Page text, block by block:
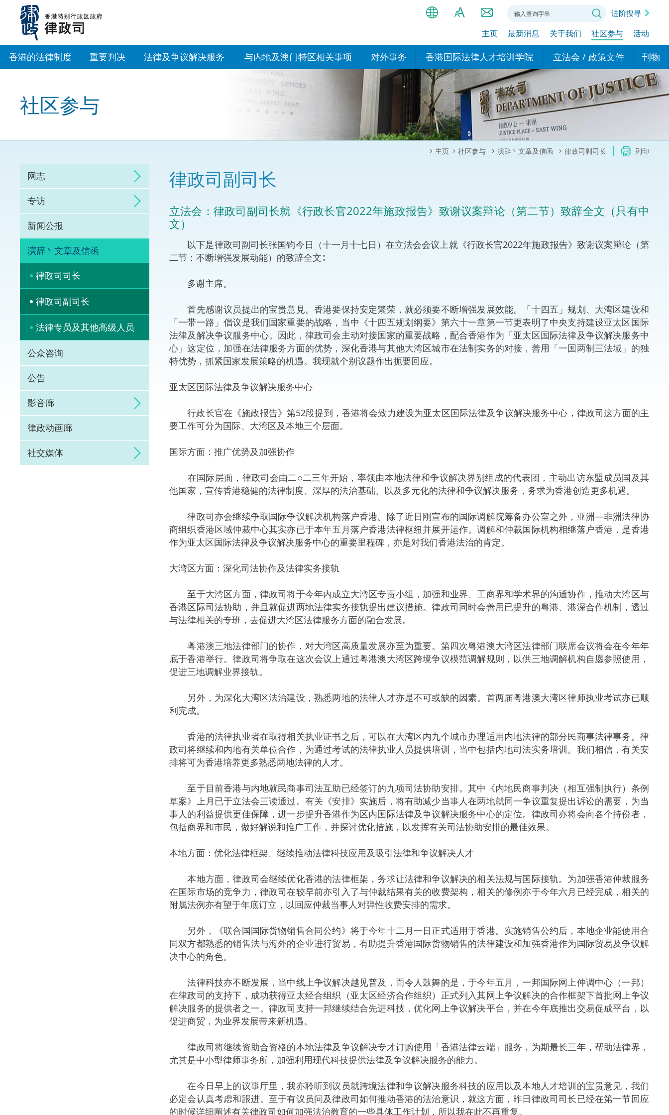
内
简
EN
Bahasa Indonesia (印尼语)
हिन्दी (印度语)
नेपाली (尼泊尔语)
ਪੰਜਾਬੀ (旁遮普语)
اردو (乌尔都语)
Tiếng Việt (越南语)
A
A
进阶搜寻
主页 最新消息 关于我们 社区参与 活动
香港的法律制度 重要判决 法律及争议解决服务
诉讼
网上争议解决及法律科技
体育争议解决先导计划
能力建设
法律枢纽
促成交易和争议解决服务中心
与内地及澳门特区相关事项
与内地有关的安排
香港与内地相互认可和执行民
商事案件判决的安排
关于建立更紧密经贸关系的安
与内地有关的项目及合作安排
与澳门特区的安排
粤港澳大湾区
对外事务
国际政府机构在香港设立办事
处或运作
多边协定
其他协定
香港国际法律人才培训学院
我们的学院
我们的专家委员会
我们的办公室
我们的培训课程和能力建设项
立法会 / 政策文件
现行政策措施
政策文件
特别财务委员会
刊物
基本
民事
国际
法律
相互
一般
社区参与
主页 社区参与 演辞丶文章及信函 律政司副司长 列印
网志
专访
新闻公报
演辞丶文章及信函
律政司司长
律政司副司长
法律专员及其他高级人员
公众咨询
公告
影音廊
律政动画廊
社交媒体
律政司副司长
立法会：律政司副司长就《行政长官2022年施政报告》致谢议案辩论（第二节）致辞全文（只有中
文）
以下是律政司副司长张国钧今日（十一月十七日）在立法会会议上就《行政长官2022年施政报告》致谢议案辩论（第
二节：不断增强发展动能）的致辞全文∶
多谢主席。
首先感谢议员提出的宝贵意見。香港要保持安定繁荣，就必须要不断增强发展效能。「十四五」规划、大湾区建设和
「一带一路」倡议是我们国家重要的战略，当中《十四五规划纲要》第六十一章第一节更表明了中央支持建设亚太区国际
法律及解决争议服务中心。因此，律政司会主动对接国家的重要战略，配合香港作为「亚太区国际法律及争议解决服务中
心」这定位，加强在法律服务方面的优势，深化香港与其他大湾区城市在法制实务的对接，善用「一国两制三法域」的独
特优势，抓紧国家发展策略的机遇。我现就个别议题作出扼要回应。
亚太区国际法律及争议解决服务中心
行政长官在《施政报告》第52段提到，香港将会致力建设为亚太区国际法律及争议解决服务中心，律政司这方面的主
要工作可分为国际、大湾区及本地三个层面。
国际方面：推广优势及加强协作
在国际层面，律政司会由二○二三年开始，率领由本地法律和争议解决界别组成的代表团，主动出访东盟成员国及其
他国家，宣传香港稳健的法律制度、深厚的法治基础、以及多元化的法律和争议解决服务，务求为香港创造更多机遇。
律政司亦会继续争取国际争议解决机构落户香港。除了近日刚宣布的国际调解院筹备办公室之外，亚洲—非洲法律协
商组织香港区域仲裁中心其实亦已于本年五月落户香港法律枢纽并展开运作。调解和仲裁国际机构相继落户香港，是香港
作为亚太区国际法律及争议解决服务中心的重要里程碑，亦是对我们香港法治的肯定。
大湾区方面：深化司法协作及法律实务接轨
至于大湾区方面，律政司将于今年内成立大湾区专责小组，加强和业界、工商界和学术界的沟通协作，推动大湾区与
香港区际司法协助，并且就促进两地法律实务接轨提出建议措施。律政司同时会善用已提升的粤港、港深合作机制，透过
与法律相关的专班，去促进大湾区法律服务方面的融合发展。
粤港澳三地法律部门的协作，对大湾区高质量发展亦至为重要。第四次粤港澳大湾区法律部门联席会议将会在今年年
底于香港举行。律政司将争取在这次会议上通过粤港澳大湾区跨境争议模范调解规则，以供三地调解机构自愿参照使用，
促进三地调解业界接轨。
另外，为深化大湾区法治建设，熟悉两地的法律人才亦是不可或缺的因素。首两届粤港澳大湾区律师执业考试亦已顺
利完成。
香港的法律执业者在取得相关执业证书之后，可以在大湾区内九个城市办理适用内地法律的部分民商事法律事务。律
政司将继续和内地有关单位合作，为通过考试的法律执业人员提供培训，当中包括内地司法实务培训。我们相信，有关安
排将可为香港培养更多熟悉两地法律的人才。
至于目前香港与内地就民商事司法互助已经签订的九项司法协助安排。其中《内地民商事判决（相互强制执行）条例
草案》上月已于立法会三读通过。有关《安排》实施后，将有助减少当事人在两地就同一争议重复提出诉讼的需要，为当
事人的利益提供更佳保障，进一步提升香港作为区内国际法律及争议解决服务中心的定位。律政司亦将会向各个持份者，
包括商界和市民，做好解说和推广工作，并探讨优化措施，以发挥有关司法协助安排的最佳效果。
本地方面：优化法律框架、继续推动法律科技应用及吸引法律和争议解决人才
本地方面，律政司会继续优化香港的法律框架，务求让法律和争议解决的相关法规与国际接轨。为加强香港仲裁服务
在国际市场的竞争力，律政司在较早前亦引入了与仲裁结果有关的收费架构，相关的修例亦于今年六月已经完成，相关的
附属法例亦有望于年底订立，以回应仲裁当事人对弹性收费安排的需求。
另外，《联合国国际货物销售合同公约》将于今年十二月一日正式适用于香港。实施销售公约后，本地企业能使用合
同双方都熟悉的销售法与海外的企业进行贸易，有助提升香港国际货物销售的法律建设和加强香港作为国际贸易及争议解
决中心的角色。
法律科技亦不断发展，当中线上争议解决越见普及，而令人鼓舞的是，于今年五月，一邦国际网上仲调中心（一邦）
在律政司的支持下，成功获得亚太经合组织（亚太区经济合作组织）正式列入其网上争议解决的合作框架下首批网上争议
解决服务的提供者之一。律政司支持一邦继续结合先进科技，优化网上争议解决平台，并在今年底推出交易促成平台，以
促进商贸，为业界发展带来新机遇。
律政司将继续资助合资格的本地法律及争议解决专才订购使用「香港法律云端」服务，为期最长三年，帮助法律界，
尤其是中小型律师事务所，加强利用现代科技提供法律及争议解决服务的能力。
在今日早上的议事厅里，我亦聆听到议员就跨境法律和争议解决服务科技的应用以及本地人才培训的宝贵意见，我们
必定会认真考虑和跟进。至于有议员问及律政司如何推动香港的法治意识，就这方面，昨日律政司司长已经在第一节回应
的时候详细阐述有关律政司如何加强法治教育的一些具体工作计划，所以我在此不再重复。